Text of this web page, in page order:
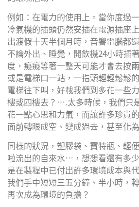
例如：在電力的使用上。當你度過
冷氣機的插頭仍然安插在電源插座
出渡假十天半個月時，音響電腦都
不論外出、睡覺，開飲機24小時插
度，癡癡等著一整天可能才會去按
或是電梯口一站，一指頭輕輕鬆鬆
電梯往下叫，好載我們到多花一些
樓或四樓去？….太多時候，我們只
花一點心思和力氣，而讓許多珍貴
面前轉眼成空、變成過去，甚至化
同樣的狀況，塑膠袋、寶特瓶、輕
啦流出的自來水…，想想看還有多
是在製程中已付出許多環境成本與
我們手中短短三五分鐘、半小時，
再次成為環境的負擔？